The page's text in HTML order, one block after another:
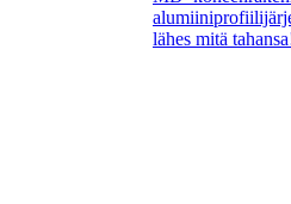
lähes mitä